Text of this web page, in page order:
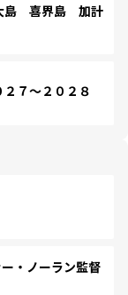
島 喜界島 加計
７～２０２８
・ノーラン監督